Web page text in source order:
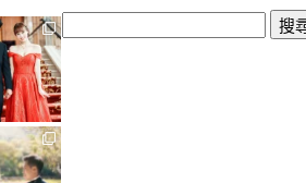
搜
尋